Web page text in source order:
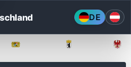
DE